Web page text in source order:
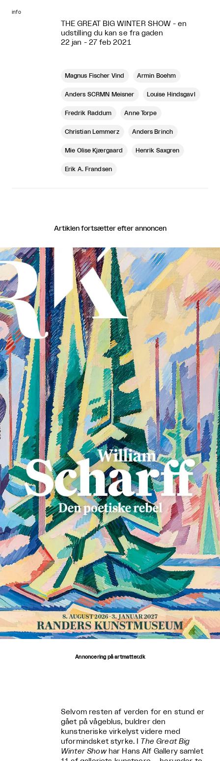
info
THE GREAT BIG WINTER SHOW - en
udstilling du kan se fra gaden
22 jan - 27 feb 2021
Magnus Fischer Vind Armin Boehm
Anders SCRMN Meisner Louise Hindsgavl
Fredrik Raddum Anne Torpe
Christian Lemmerz Anders Brinch
Mie Olise Kjærgaard Henrik Saxgren
Erik A. Frandsen
Artiklen fortsætter efter annoncen
Annoncering på artmatter.dk
Selvom resten af verden for en stund er
gået på vågeblus, buldrer den
kunstneriske virkelyst videre med
uformindsket styrke. I
The Great Big
Winter Showhar Hans Alf Gallery samlet